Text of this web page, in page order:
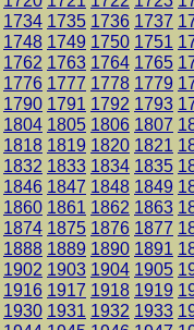
1734 1735 1736 1737
1748 1749 1750 1751
1762 1763 1764 1765
1776 1777 1778 1779
1790 1791 1792 1793
1804 1805 1806 1807
1818 1819 1820 1821
1832 1833 1834 1835
1846 1847 1848 1849
1860 1861 1862 1863
1874 1875 1876 1877
1888 1889 1890 1891
1902 1903 1904 1905
1916 1917 1918 1919
1930 1931 1932 1933